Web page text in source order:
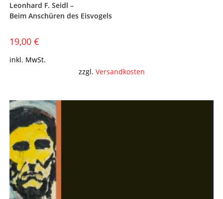
Leonhard F. Seidl –
Beim Anschüren des Eisvogels
19,00 €
inkl. MwSt.
zzgl. Versandkosten